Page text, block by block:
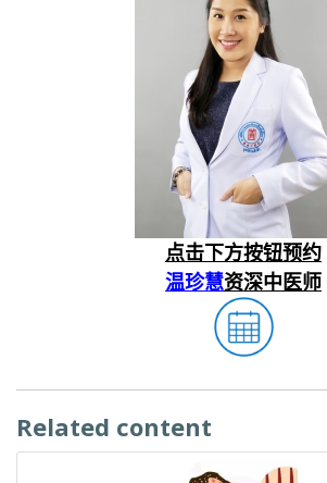
点击下方按钮预约
温珍慧资深中医师
Related content